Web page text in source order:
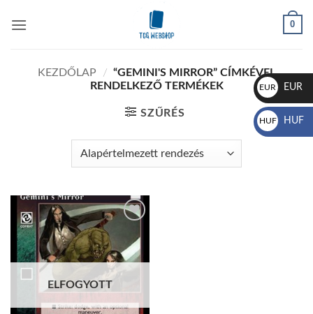
0
KEZDŐLAP / “GEMINI'S MIRROR” CÍMKÉVEL
RENDELKEZŐ TERMÉKEK
SZŰRÉS
wishlist
ELFOGYOTT
EUR
€
EUR
HUF
Ft
HUF